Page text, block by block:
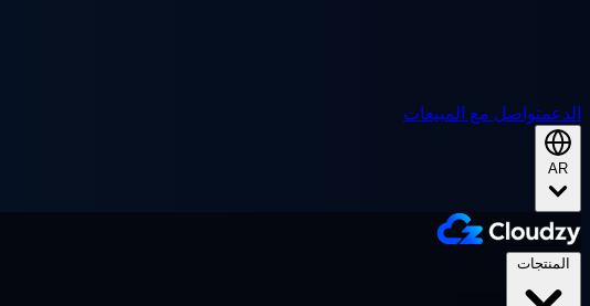
الدعمتواصل مع المبيعات
AR
المنتجات